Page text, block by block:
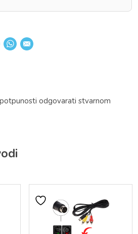
odgovarati stvarnom